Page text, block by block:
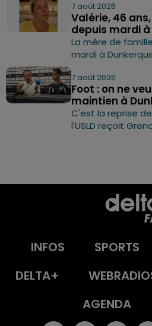
7 août 2026
Valérie, 46
depuis mardi à
La mère de
mardi à
7 août 2026
Foot : on ne
maintien à
C'est la reprise
l'USLD reçoit
INFOS SPORTS
DELTA+
AGENDA